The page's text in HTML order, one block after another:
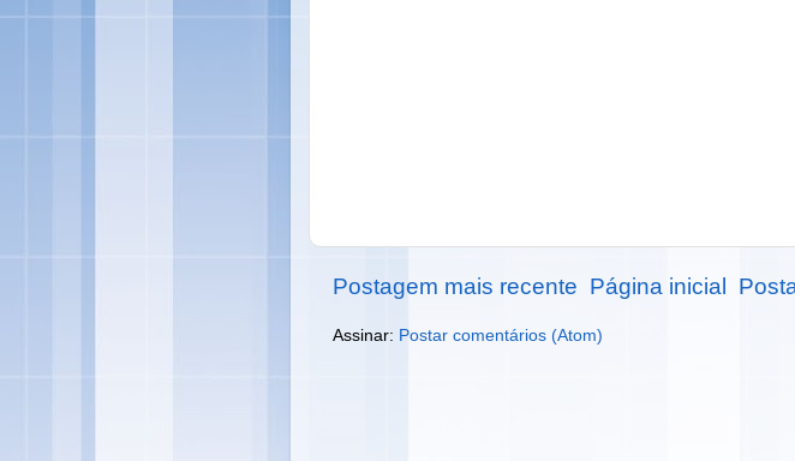
Postagem mais recente Página inicial
Assinar: Postar comentários (Atom)